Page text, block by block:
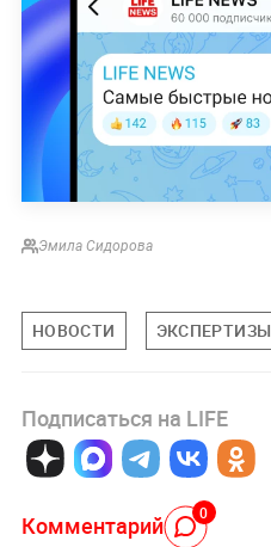
Эмила Сидорова
НОВОСТИ ЭКСПЕРТИЗЫ
Подписаться на LIFE
Комментарий 0